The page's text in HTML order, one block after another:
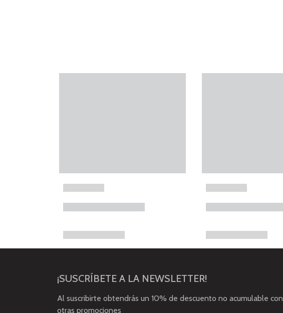
¡SUSCRÍBETE A LA NEWSLETTER!
Al suscribirte obtendrás un 10% de descuento no acumulable con
otras promociones